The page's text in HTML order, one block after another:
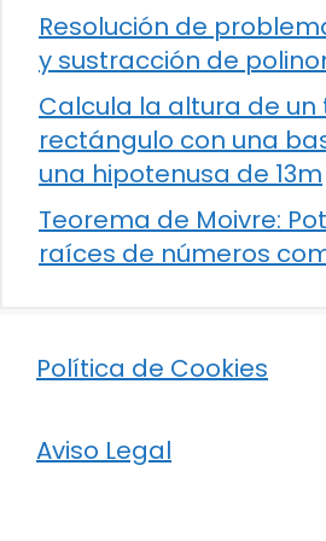
Resolución de
y sustracción de
Calcula la altura de un
rectángulo con una
una hipotenusa de 13m
Teorema de Moivre:
raíces de números
Política de Cookies
Aviso Legal